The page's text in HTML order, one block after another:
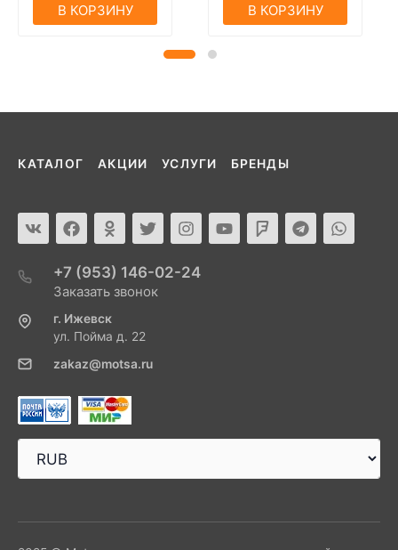
В КОРЗИНУ В КОРЗИНУ
КАТАЛОГ АКЦИИ УСЛУГИ БРЕНДЫ
+7 (953) 146-02-24
Заказать звонок
г. Ижевск
ул. Пойма д. 22
zakaz@motsa.ru